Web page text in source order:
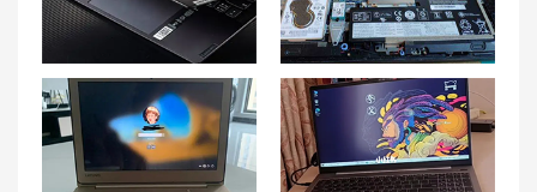
联想Yoga Slim 7笔记本电池问题解决方案大揭秘! 分享联想拯救者y7000清灰步骤 联想拯救者清灰多少钱